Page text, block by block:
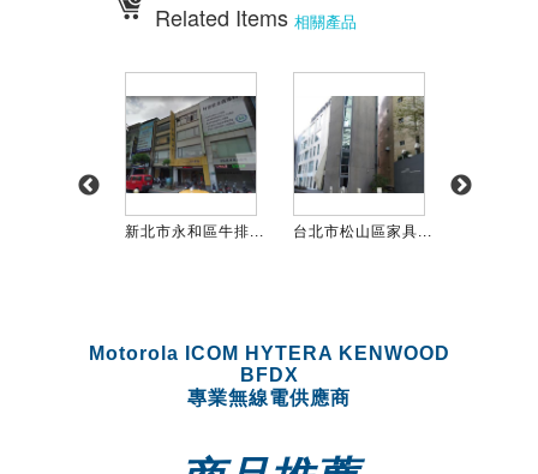
Related Items 相關產品
新北市永和區牛排... 台北市松山區家具...
Motorola ICOM HYTERA KENWOOD
BFDX
專業無線電供應商